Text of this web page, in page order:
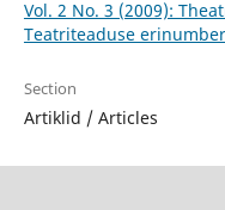
Vol. 2 No. 3 (2009):
Teatriteaduse erinumber
Section
Artiklid / Articles